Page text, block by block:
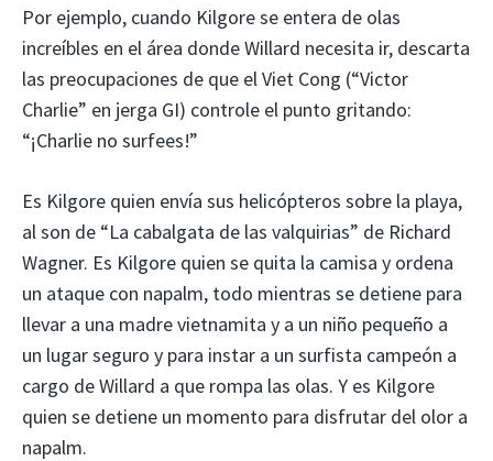
Por ejemplo, cuando Kilgore se entera de olas
increíbles en el área donde Willard necesita ir, descarta
las preocupaciones de que el Viet Cong (“Victor
Charlie” en jerga GI) controle el punto gritando:
“¡Charlie no surfees!”
Es Kilgore quien envía sus helicópteros sobre la playa,
al son de “La cabalgata de las valquirias” de Richard
Wagner. Es Kilgore quien se quita la camisa y ordena
un ataque con napalm, todo mientras se detiene para
llevar a una madre vietnamita y a un niño pequeño a
un lugar seguro y para instar a un surfista campeón a
cargo de Willard a que rompa las olas. Y es Kilgore
quien se detiene un momento para disfrutar del olor a
napalm.